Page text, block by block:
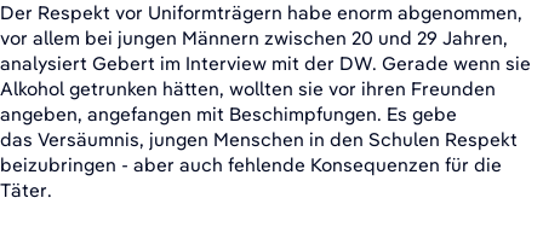
Der Respekt vor Uniformträgern habe enorm abgenommen,
vor allem bei jungen Männern zwischen 20 und 29 Jahren,
analysiert Gebert im Interview mit der DW. Gerade wenn sie
Alkohol getrunken hätten, wollten sie vor ihren Freunden
angeben, angefangen mit Beschimpfungen. Es gebe
das Versäumnis, jungen Menschen in den Schulen Respekt
beizubringen - aber auch fehlende Konsequenzen für die
Täter.